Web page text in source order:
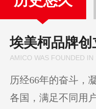
埃美柯品牌创
AMICO WAS FOUNDED
历经66年的奋斗，
各国，满足不同用